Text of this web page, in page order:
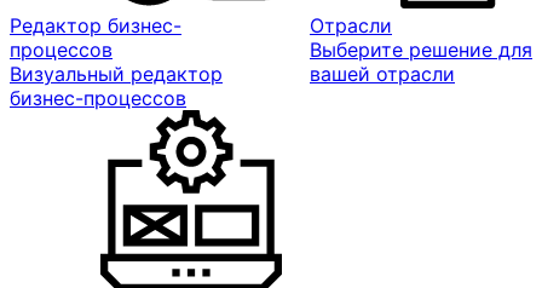
Редактор бизнес-
процессов
Визуальный редактор
бизнес-процессов
Отрасли
Выберите решение для
вашей отрасли